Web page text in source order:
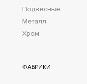
Подвесные
Металл
Хром
ФАБРИКИ